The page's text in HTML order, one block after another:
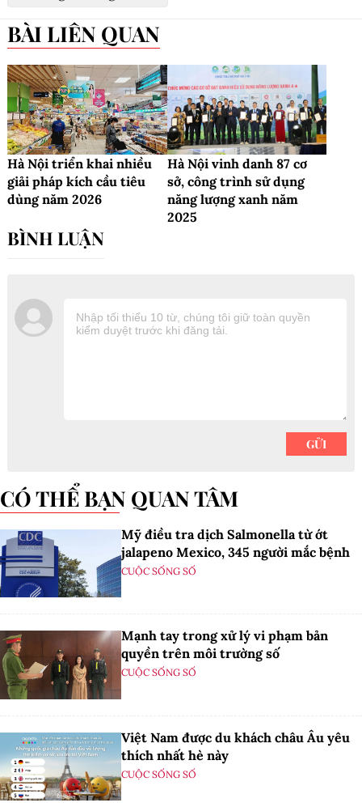
BÀI LIÊN QUAN
Hà Nội triển khai nhiều
giải pháp kích cầu tiêu
dùng năm 2026
Hà Nội vinh danh 87 cơ
sở, công trình sử dụng
năng lượng xanh năm
2025
CÓ THỂ BẠN QUAN TÂM
Mỹ điều tra dịch Salmonella từ ớt
jalapeno Mexico, 345 người mắc bệnh
CUỘC SỐNG SỐ
Mạnh tay trong xử lý vi phạm bản
quyền trên môi trường số
CUỘC SỐNG SỐ
Việt Nam được du khách châu Âu yêu
thích nhất hè này
CUỘC SỐNG SỐ